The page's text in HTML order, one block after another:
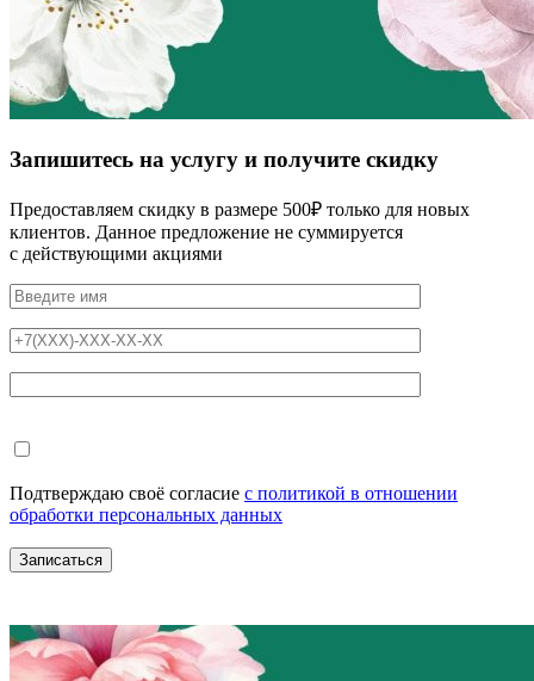
Запишитесь на услугу и получите скидку
Предоставляем скидку в размере 500₽ только для новых
клиентов. Данное предложение не суммируется
с действующими акциями
Подтверждаю своё согласие с политикой в отношении
обработки персональных данных
Записаться